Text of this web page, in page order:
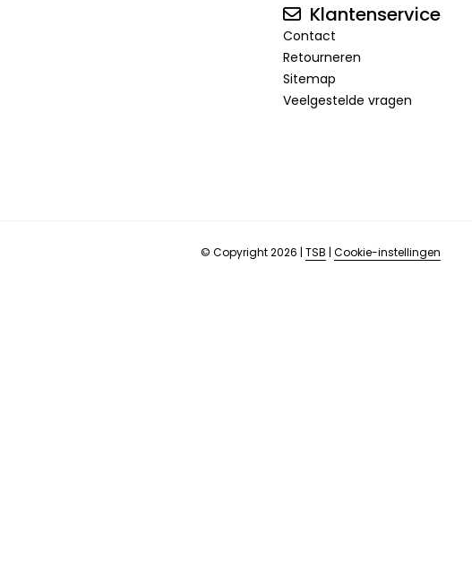
Klantenservice
Contact
Retourneren
Sitemap
Veelgestelde vragen
© Copyright 2026 | TSB | Cookie-instellingen